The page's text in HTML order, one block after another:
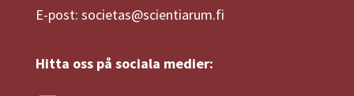
E-post: societas@scientiarum.fi
Hitta oss på sociala medier: